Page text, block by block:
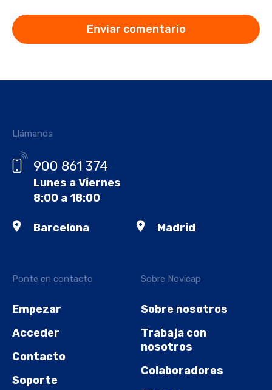
Ponte en contacto
Empezar
Acceder
Contacto
Soporte
Sobre Novicap
Sobre nosotros
Trabaja con
nosotros
Colaboradores
Llámanos
900 861 374
Lunes a Viernes
8:00 a 18:00
Barcelona Madrid